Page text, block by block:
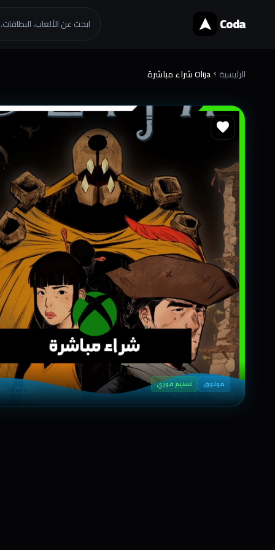
Coda ابحث عن الألعاب،
الرئيسية chevron_right Olija شراء مباشرة
favorite
موثوق تسليم فوري